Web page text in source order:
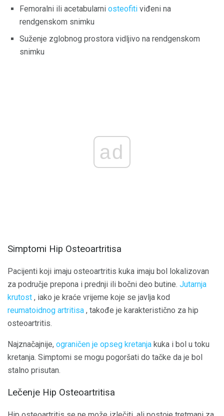
Femoralni ili acetabularni osteofiti viđeni na
rendgenskom snimku
Suženje zglobnog prostora vidljivo na rendgenskom
snimku
ad
Simptomi Hip Osteoartritisa
Pacijenti koji imaju osteoartritis kuka imaju bol lokalizovan
za područje prepona i prednji ili bočni deo butine. Jutarnja
krutost , iako je kraće vrijeme koje se javlja kod
reumatoidnog artritisa , takođe je karakteristično za hip
osteoartritis.
Najznačajnije, ograničen je opseg kretanja kuka i bol u toku
kretanja. Simptomi se mogu pogoršati do tačke da je bol
stalno prisutan.
Lečenje Hip Osteoartritisa